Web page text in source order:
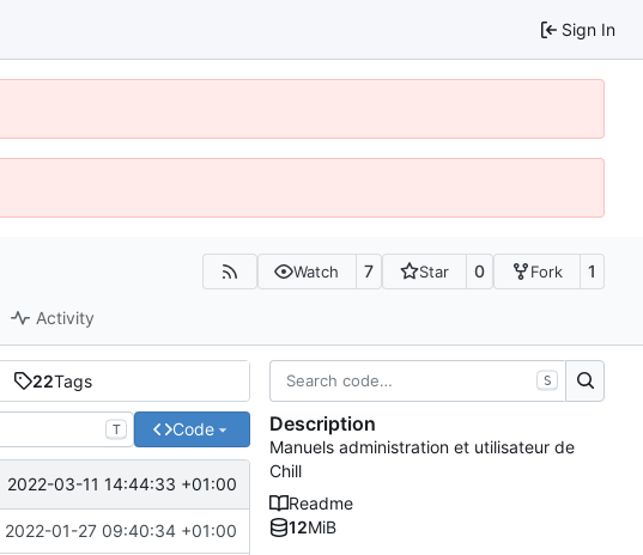
Sign In
Watch 7 Star 0 Fork 1
Activity
22Tags
T Code
2022-03-11 14:44:33 +01:00
2022-01-27 09:40:34 +01:00
S
Description
Manuels administration et utilisateur de
Chill
Readme
12MiB